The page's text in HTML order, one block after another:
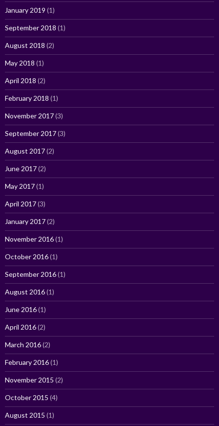
January 2019 (1)
September 2018 (1)
August 2018 (2)
May 2018 (1)
April 2018 (2)
February 2018 (1)
November 2017(3)
September 2017(3)
August 2017(2)
June 2017(2)
May 2017(1)
April 2017(3)
January 2017(2)
November 2016(1)
October 2016(1)
September 2016(1)
August 2016(1)
June 2016(1)
April 2016(2)
March 2016(2)
February 2016(1)
November 2015 (2)
October 2015 (4)
August 2015 (1)